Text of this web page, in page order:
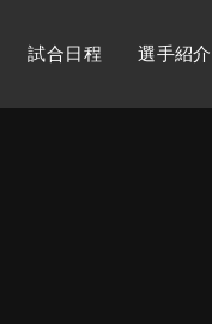
試合日程 選手紹介